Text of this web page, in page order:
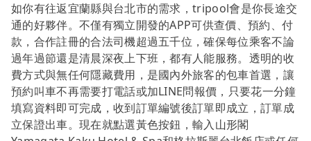
如你有往返宜蘭縣與台北市的需求，tripool會是你長途交
通的好夥伴。不僅有獨立開發的APP可供查價、預約、付
款，合作註冊的合法司機超過五千位，確保每位乘客不論
過年過節還是清晨深夜上下班，都有人能服務。透明的收
費方式與無任何隱藏費用，是國內外旅客的包車首選，讓
預約叫車不再需要打電話或加LINE問報價，只要花一分鐘
填寫資料即可完成，收到訂單編號後訂單即成立，訂單成
立保證出車。現在就點選黃色按鈕，輸入山形閣